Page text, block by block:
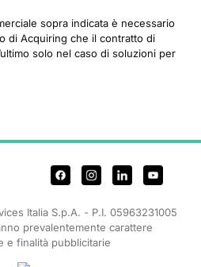
sopra indicata è necessario
di Acquiring che il contratto di
solo nel caso di soluzioni per
Italia S.p.A. - P.I. 05963231005
prevalentemente carattere
e finalità pubblicitarie